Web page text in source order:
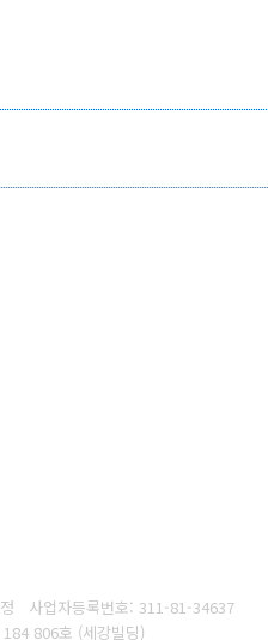
사업자등록번호: 311-81-34637
806호 (세강빌딩)